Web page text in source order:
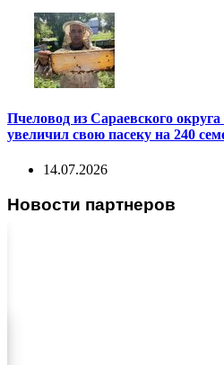
Пчеловод из Сараевского
увеличил свою пасеку на 240
14.07.2026
Новости партнеров